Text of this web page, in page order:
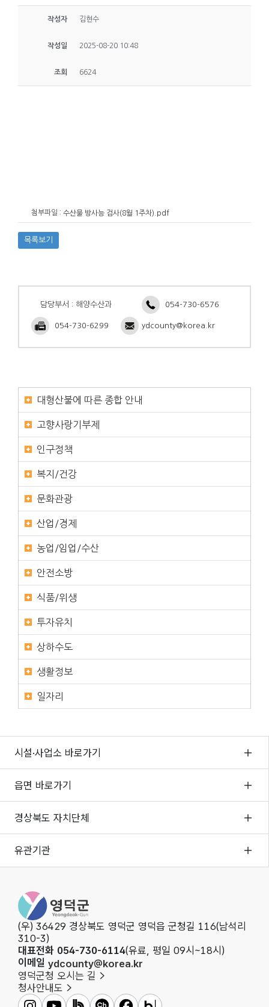
작성자 김현수
작성일 2025-08-20 10:48
조회 6624
첨부파일 : 수산물 방사능 검사(8월 1주차).pdf
목록보기
담당부서 : 해양수산과 054-730-6576
054-730-6299 ydcounty@korea.kr
대형산불에 따른 종합 안내
고향사랑기부제
인구정책
복지/건강
문화관광
산업/경제
농업/임업/수산
안전소방
식품/위생
투자유치
상하수도
생활정보
일자리
시설·사업소 바로가기
읍면 바로가기
경상북도 자치단체
유관기관
영덕군청
(우) 36429 경상북도 영덕군 영덕읍 군청길 116(남석리
310-3)
대표전화 054-730-6114(유료, 평일 09시~18시)
이메일 ydcounty@korea.kr
영덕군청 오시는 길
청사안내도